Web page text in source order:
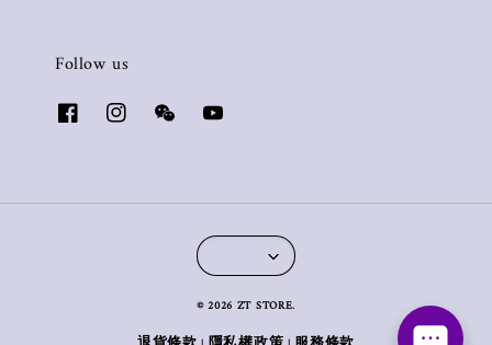
Follow us
© 2026 ZT STORE.